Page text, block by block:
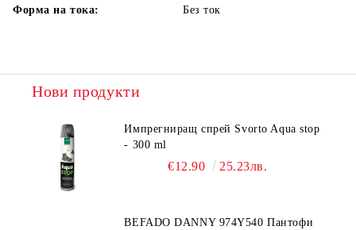
Форма на тока:
Без ток
Нови продукти
Импрегниращ спрей Svorto Aqua stop
- 300 ml
€12.90 25.23лв.
BEFADO DANNY 974Y540 Пантофи